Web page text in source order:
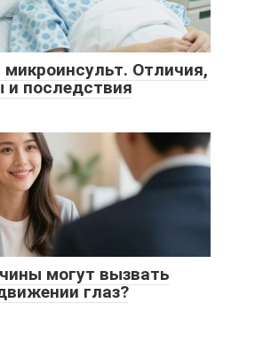
микроинсульт. Отличия,
последствия
могут вызвать
глаз?